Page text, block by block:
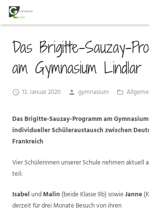
MITEINANDER GESTALTEN
AUSTAUSCH UND FAHRTEN
EHEMALIGE
FÄCHER
KONZEPTE
FÖRDERUNG UND BERATUNG
VERTRETUNGSPLAN
UNTERRICHTSZEITEN
BUSVERBINDUNGEN
ELTERN
GRUNDSCHÜLER
FÖRDERVEREIN
KONTAKT
Das Brigitte-Sauzay-
am Gymnasium Lindlar
13. Januar 2020 gymnasium
Das Brigitte-Sauzay-Programm am
individueller Schüleraustausch zwischen
Frankreich
Vier Schülerinnen unserer Schule nehmen aktuell
teil:
Isabel undMalin (beide Klasse 9b) sowieJanne
derzeit für drei Monate Besuch von ihren